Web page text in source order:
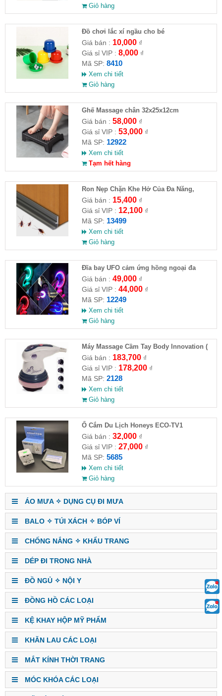
Giỏ hàng
Đồ chơi lắc xí ngầu cho bé
Giá bán : 10,000₫
Giá sỉ VIP : 8,000₫
Mã SP: 8410
Xem chi tiết
Giỏ hàng
Ghế Massage chân 32x25x12cm
Giá bán : 58,000₫
Giá sỉ VIP : 53,000₫
Mã SP: 12922
Xem chi tiết
Tạm hết hàng
Ron Nẹp Chặn Khe Hở Của Đa Năng,
Chống Côn Trùng( HĐ )
Giá bán : 15,400₫
Giá sỉ VIP : 12,100₫
Mã SP: 13499
Xem chi tiết
Giỏ hàng
Đĩa bay UFO cảm ứng hồng ngoại đa
chiều tự động bay về
Giá bán : 49,000₫
Giá sỉ VIP : 44,000₫
Mã SP: 12249
Xem chi tiết
Giỏ hàng
Máy Massage Cầm Tay Body Innovation (
HĐ )
Giá bán : 183,700₫
Giá sỉ VIP : 178,200₫
Mã SP: 2128
Xem chi tiết
Giỏ hàng
Ổ Cắm Du Lịch Honeys ECO-TV1
Giá bán : 32,000₫
Giá sỉ VIP : 27,000₫
Mã SP: 5685
Xem chi tiết
Giỏ hàng
ÁO MƯA ✧ DỤNG CỤ ĐI MƯA
BALO ✧ TÚI XÁCH ✧ BÓP VÍ
CHỐNG NẮNG ✧ KHẨU TRANG
DÉP ĐI TRONG NHÀ
ĐỒ NGỦ ✧ NỘI Y
ĐỒNG HỒ CÁC LOẠI
KỆ KHAY HỘP MỸ PHẨM
KHĂN LAU CÁC LOẠI
MẮT KÍNH THỜI TRANG
MÓC KHÓA CÁC LOẠI